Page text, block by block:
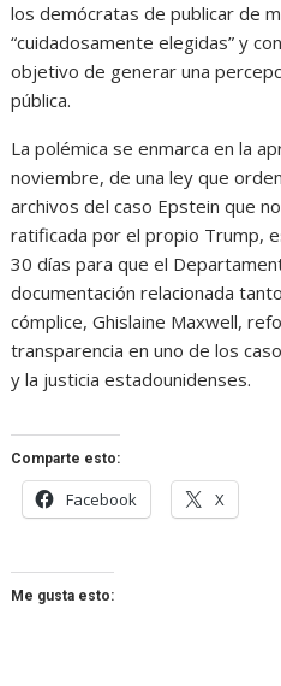
los demócratas de publicar de
“cuidadosamente elegidas” y
objetivo de generar una
pública.
La polémica se enmarca en la
noviembre, de una ley que
archivos del caso Epstein que
ratificada por el propio Trump,
30 días para que el
documentación relacionada
cómplice, Ghislaine Maxwell,
transparencia en uno de los
y la justicia estadounidenses.
Comparte esto:
Facebook X
Me gusta esto: